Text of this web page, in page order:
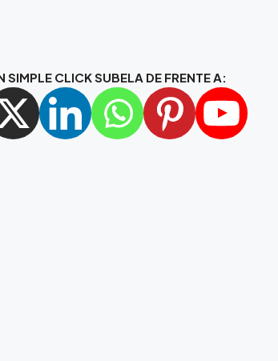
SIMPLE CLICK SUBELA DE FRENTE A: